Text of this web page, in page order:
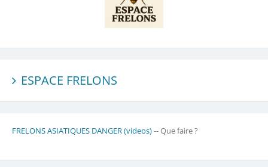
ESPACE FRELONS
FRELONS ASIATIQUES DANGER (videos)-- Que faire ?